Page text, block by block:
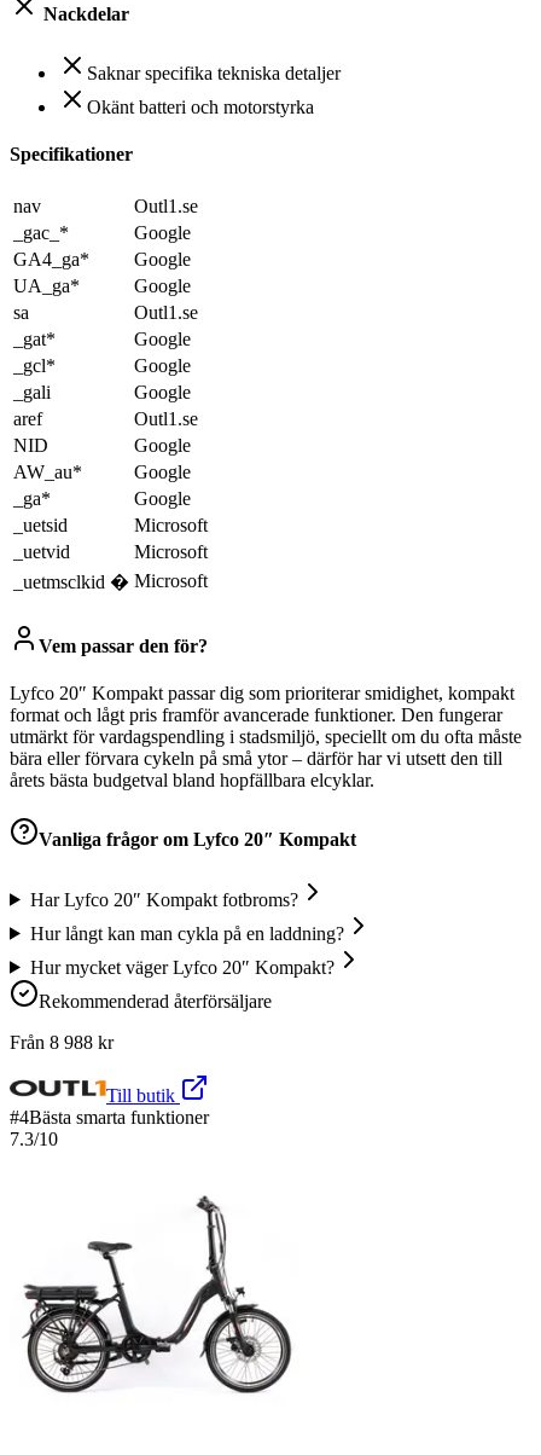
Nackdelar
Saknar specifika tekniska detaljer
Okänt batteri och motorstyrka
Specifikationer
nav
Outl1.se
_gac_*
Google
GA4_ga*
Google
UA_ga*
Google
sa
Outl1.se
_gat*
Google
_gcl*
Google
_gali
Google
aref
Outl1.se
NID
Google
AW_au*
Google
_ga*
Google
_uetsid
Microsoft
_uetvid
Microsoft
_uetmsclkid � Microsoft
Vem passar den för?
Lyfco 20″ Kompakt passar dig som prioriterar smidighet, kompakt
format och lågt pris framför avancerade funktioner. Den fungerar
utmärkt för vardagspendling i stadsmiljö, speciellt om du ofta måste
bära eller förvara cykeln på små ytor – därför har vi utsett den till
årets bästa budgetval bland hopfällbara elcyklar.
Vanliga frågor om Lyfco 20″ Kompakt
Har Lyfco 20″ Kompakt fotbroms?
Hur långt kan man cykla på en laddning?
Hur mycket väger Lyfco 20″ Kompakt?
Rekommenderad återförsäljare
Från 8 988 kr
Till butik
#4Bästa smarta funktioner
7.3/10